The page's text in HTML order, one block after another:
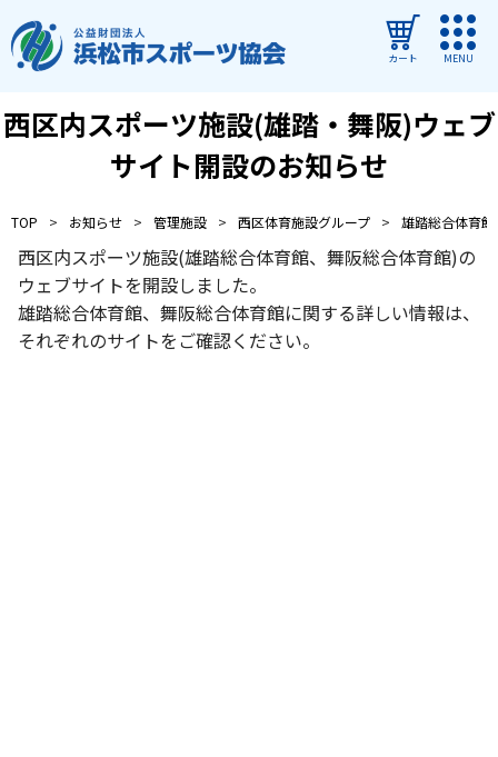
カート MENU
ログイン
教室・イベントを探す
ご利用ガイド
よくある質問
協会について
西区内スポーツ施設(雄踏・舞阪)ウェブ
サイト開設のお知らせ
TOP お知らせ 管理施設 西区体育施設グループ 雄踏総合体育館
西区内スポーツ施設(雄踏総合体育館、舞阪総合体育館)の
ウェブサイトを開設しました。
雄踏総合体育館、舞阪総合体育館に関する詳しい情報は、
それぞれのサイトをご確認ください。